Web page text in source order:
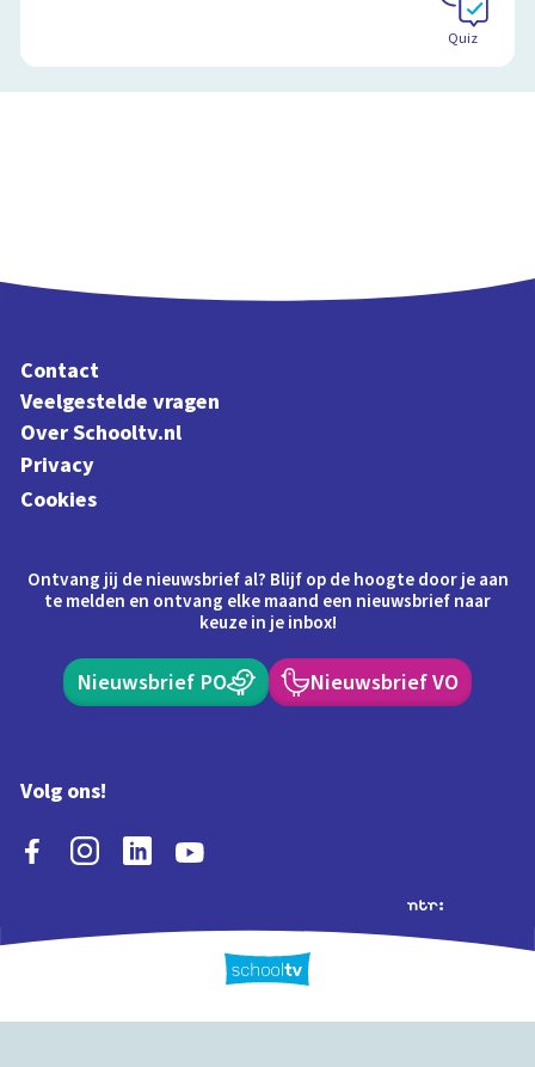
Quiz
Contact
Veelgestelde vragen
Over Schooltv.nl
Privacy
Cookies
Ontvang jij de nieuwsbrief al? Blijf op de hoogte door je aan
te melden en ontvang elke maand een nieuwsbrief naar
keuze in je inbox!
Nieuwsbrief PO Nieuwsbrief VO
Volg ons!